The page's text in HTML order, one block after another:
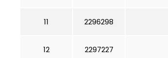
11 2296298
12 2297227